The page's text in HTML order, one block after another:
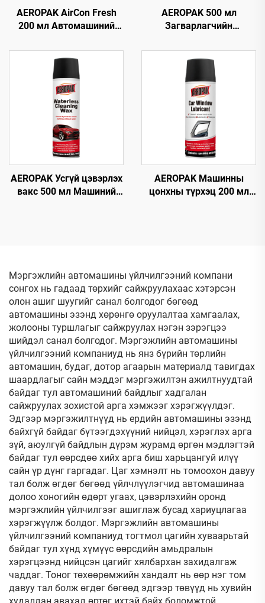
AEROPAK AirCon Fresh
200 мл Автомашиний
шинэчлэх хэрэгсэл
AEROPAK 500 мл
Загварлагчийн
статик
цахилгаангүйжүүлэх
дотор талын цэвэрлэгч
ба хамгаалагч
AEROPAK Усгүй цэвэрлэх
вакс 500 мл Машиний
AEROPAK Машинны
цонхны түрхэц 200 мл
Мэргэжлийн автомашины үйлчилгээний компани
сонгох нь гадаад төрхийг сайжруулахаас хэтэрсэн
олон ашиг шуугийг санал болгодог бөгөөд
автомашины эзэнд хөрөнгө оруулалтаа хамгаалах,
жолооны туршлагыг сайжруулах нэгэн зэрэгцээ
шийдэл санал болгодог. Мэргэжлийн автомашины
үйлчилгээний компаниуд нь янз бүрийн төрлийн
автомашин, будаг, дотор агаарын материалд тавигдах
шаардлагыг сайн мэддэг мэргэжилтэн ажилтнуудтай
байдаг тул автомашиний байдлыг хадгалан
сайжруулах зохистой арга хэмжээг хэрэгжүүлдэг.
Эдгээр мэргэжилтнүүд нь ердийн автомашины эзэнд
байхгүй байдаг бүтээгдэхүүний нийцэл, хэрэглэх арга
зүй, аюулгүй байдлын дүрэм журамд өргөн мэдлэгтэй
байдаг тул өөрсдөө хийх арга биш харьцангуй илүү
сайн үр дүнг гаргадаг. Цаг хэмнэлт нь томоохон давуу
тал болж өгдөг бөгөөд үйлчлүүлэгчид автомашинаа
долоо хоногийн өдөрт угаах, цэвэрлэхийн оронд
мэргэжлийн үйлчилгээг ашиглаж бусад хариуцлагаа
хэрэгжүүлж болдог. Мэргэжлийн автомашины
үйлчилгээний компаниуд тогтмол цагийн хуваарьтай
байдаг тул хүнд хүмүүс өөрсдийн амьдралын
хэрэгцээнд нийцсэн цагийг хялбархан захидалгаж
чаддаг. Тоног төхөөрөмжийн хандалт нь өөр нэг том
давуу тал болж өгдөг бөгөөд эдгээр төвүүд нь хувийн